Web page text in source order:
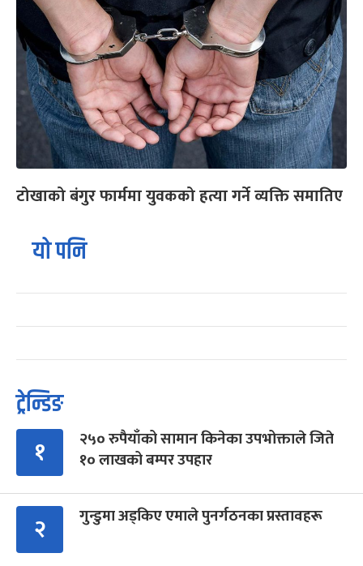
टोखाको बंगुर फार्ममा युवकको हत्या गर्ने व्यक्ति समातिए
यो पनि
ट्रेन्डिङ
१
२५० रुपैयाँको सामान किनेका उपभोक्ताले जिते
१० लाखको बम्पर उपहार
२ गुन्डुमा अड्किए एमाले पुनर्गठनका प्रस्तावहरू